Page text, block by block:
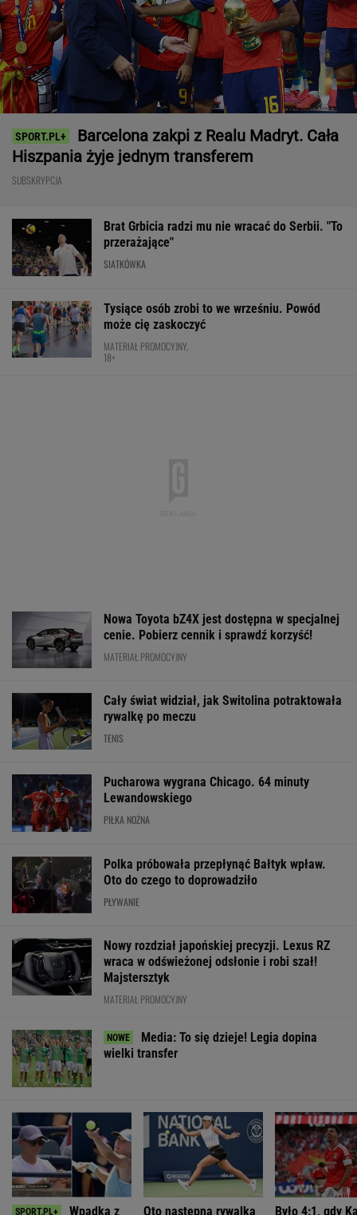
Barcelona zakpi z Realu Madryt. Cała
Hiszpania żyje jednym transferem
SUBSKRYPCJA
Brat Grbicia radzi mu nie wracać do Serbii. "To
przerażające"
SIATKÓWKA
Tysiące osób zrobi to we wrześniu. Powód
może cię zaskoczyć
MATERIAŁ PROMOCYJNY,
18+
Nowa Toyota bZ4X jest dostępna w specjalnej
cenie. Pobierz cennik i sprawdź korzyść!
MATERIAŁ PROMOCYJNY
Cały świat widział, jak Switolina potraktowała
rywalkę po meczu
TENIS
Pucharowa wygrana Chicago. 64 minuty
Lewandowskiego
PIŁKA NOŻNA
Polka próbowała przepłynąć Bałtyk wpław.
Oto do czego to doprowadziło
PŁYWANIE
Nowy rozdział japońskiej precyzji. Lexus RZ
wraca w odświeżonej odsłonie i robi szał!
Majstersztyk
MATERIAŁ PROMOCYJNY
Media: To się dzieje! Legia dopina
wielki transfer
Wpadka z
Oto następna rywalka
Było 4:1, gdy